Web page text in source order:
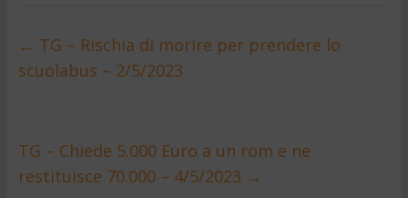
← TG – Rischia di morire per prendere lo
scuolabus – 2/5/2023
TG – Chiede 5.000 Euro a un rom e ne
restituisce 70.000 – 4/5/2023 →